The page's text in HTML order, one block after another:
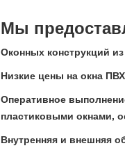
Мы
Оконных конструкций
Низкие цены на окна
Оперативное
пластиковыми окнами,
Внутренняя и внешняя